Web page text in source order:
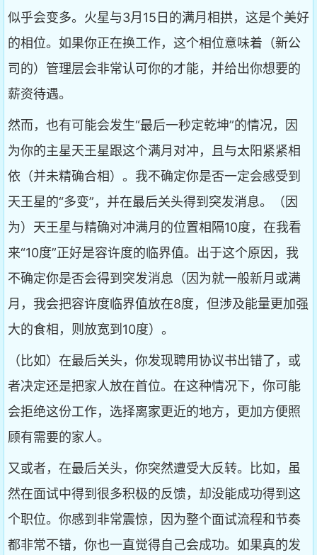
似乎会变多。火星与3月15日的满月相拱，这是个美好
的相位。如果你正在换工作，这个相位意味着（新公
司的）管理层会非常认可你的才能，并给出你想要的
薪资待遇。
然而，也有可能会发生“最后一秒定乾坤”的情况，因
为你的主星天王星跟这个满月对冲，且与太阳紧紧相
依（并未精确合相）。我不确定你是否一定会感受到
天王星的“多变”，并在最后关头得到突发消息。（因
为）天王星与精确对冲满月的位置相隔10度，在我看
来“10度”正好是容许度的临界值。出于这个原因，我
不确定你是否会得到突发消息（因为就一般新月或满
月，我会把容许度临界值放在8度，但涉及能量更加强
大的食相，则放宽到10度）。
（比如）在最后关头，你发现聘用协议书出错了，或
者决定还是把家人放在首位。在这种情况下，你可能
会拒绝这份工作，选择离家更近的地方，更加方便照
顾有需要的家人。
又或者，在最后关头，你突然遭受大反转。比如，虽
然在面试中得到很多积极的反馈，却没能成功得到这
个职位。你感到非常震惊，因为整个面试流程和节奏
都非常不错，你也一直觉得自己会成功。如果真的发